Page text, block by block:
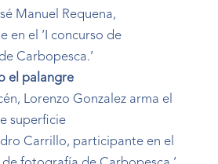
Manuel Requena,
en el ‘I concurso de
Carbopesca.’
el palangre
Lorenzo Gonzalez arma el
superficie
Carrillo, participante en el